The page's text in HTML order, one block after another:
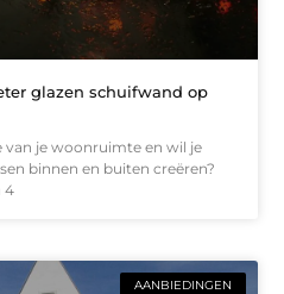
glazen schuifwand op
van je woonruimte en wil je
binnen en buiten creëren?
4
AANBIEDINGEN